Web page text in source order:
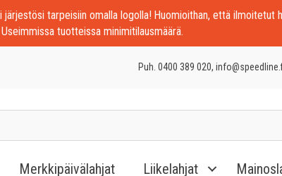
tarpeisiin omalla logolla! Huomioithan, että ilmoitetut
Useimmissa tuotteissa minimitilausmäärä.
Puh. 0400 389 020,
Merkkipäivälahjat Liikelahjat